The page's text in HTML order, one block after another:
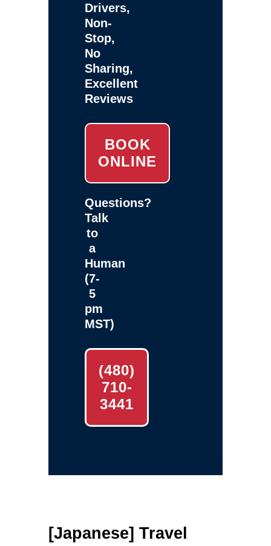
Drivers,
Non-
Stop,
No
Sharing,
Excellent
Reviews
BOOK
ONLINE
Questions?
Talk
to
a
Human
(7-
5
pm
MST)
(480)
710-
3441
[Japanese] Travel